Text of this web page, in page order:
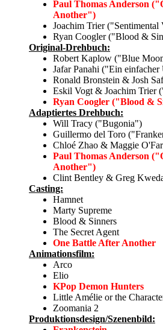
Paul Thomas Anderson
Another")
Joachim Trier ("Sentimental
Ryan Coogler ("Blood &
Original-Drehbuch:
Robert Kaplow ("Blue
Jafar Panahi ("Ein
Ronald Bronstein & Josh
Eskil Vogt & Joachim Trier
Ryan Coogler ("Blood &
Adaptiertes Drehbuch:
Will Tracy ("Bugonia")
Guillermo del Toro
Chloé Zhao & Maggie
Paul Thomas Anderson
Another")
Clint Bentley & Greg
Casting:
Hamnet
Marty Supreme
Blood & Sinners
The Secret Agent
One Battle After Another
Animationsfilm:
Arco
Elio
KPop Demon Hunters
Little Amélie or the
Zoomania 2
Produktionsdesign/Szenenbild: